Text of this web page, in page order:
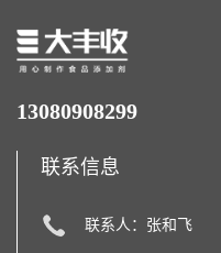
13080908299
联系信息
联系人：张和飞